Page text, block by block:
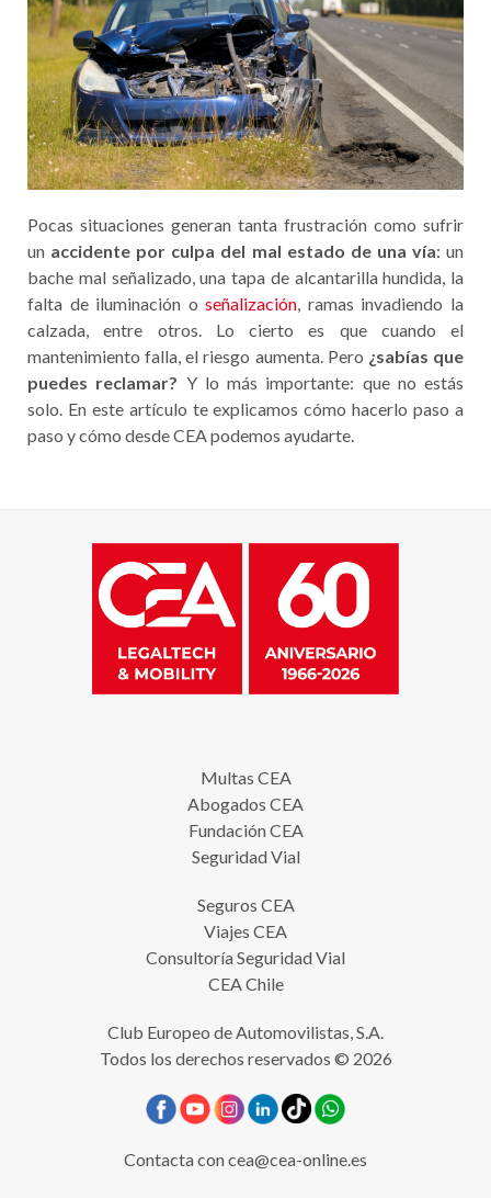
Pocas situaciones generan tanta frustración como sufrir
un accidente por culpa del mal estado de una vía: un
bache mal señalizado, una tapa de alcantarilla hundida, la
falta de iluminación oseñalización, ramas invadiendo la
calzada, entre otros. Lo cierto es que cuando el
mantenimiento falla, el riesgo aumenta. Pero ¿sabías que
puedes reclamar? Y lo más importante: que no estás
solo. En este artículo te explicamos cómo hacerlo paso a
paso y cómo desde CEA podemos ayudarte.
Multas CEA
Abogados CEA
Fundación CEA
Seguridad Vial
Seguros CEA
Viajes CEA
Consultoría Seguridad Vial
CEA Chile
Club Europeo de Automovilistas, S.A.
Todos los derechos reservados © 2026
Contacta concea@cea-online.es